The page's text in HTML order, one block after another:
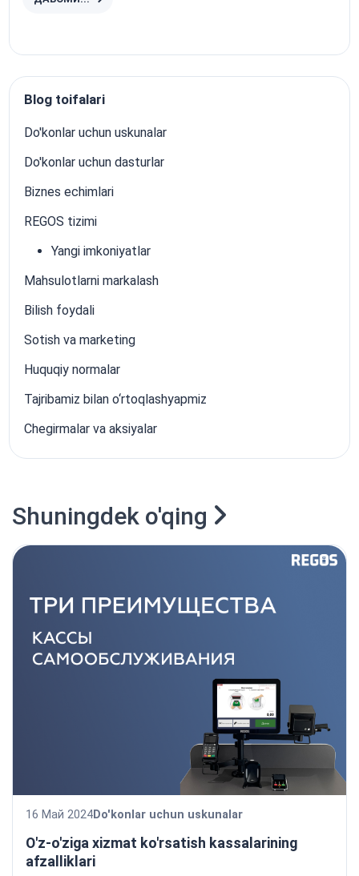
Blog toifalari
Do'konlar uchun uskunalar
Do'konlar uchun dasturlar
Biznes echimlari
REGOS tizimi
Yangi imkoniyatlar
Mahsulotlarni markalash
Bilish foydali
Sotish va marketing
Huquqiy normalar
Tajribamiz bilan o‘rtoqlashyapmiz
Chegirmalar va aksiyalar
Shuningdek o'qing
O'z-o'ziga xizmat ko'rsatish kassalarining
afzalliklari
16 Май 2024Do'konlar uchun uskunalar